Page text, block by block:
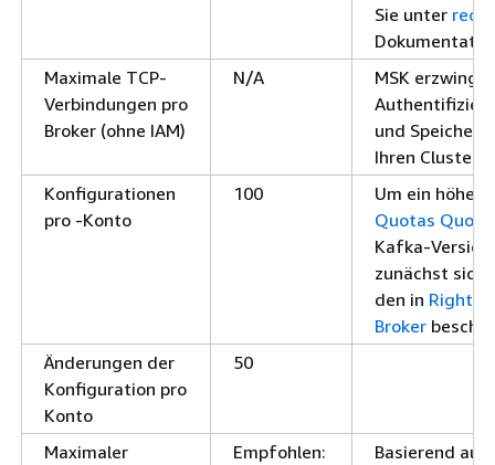
Sie unter
Maximale TCP-
Verbindungen pro
Broker (ohne IAM)
N/A
MSK
und
Ihren Cluster
Konfigurationen
pro -Konto
100
Um ein
Quotas
Kafka-
zunächst
den in Right-
Broker
Änderungen der
Konfiguration pro
Konto
50
Maximaler
Empfohlen:
Basierend